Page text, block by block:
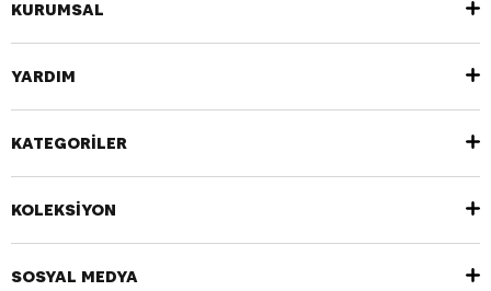
KURUMSAL
YARDIM
KATEGORİLER
KOLEKSİYON
SOSYAL MEDYA